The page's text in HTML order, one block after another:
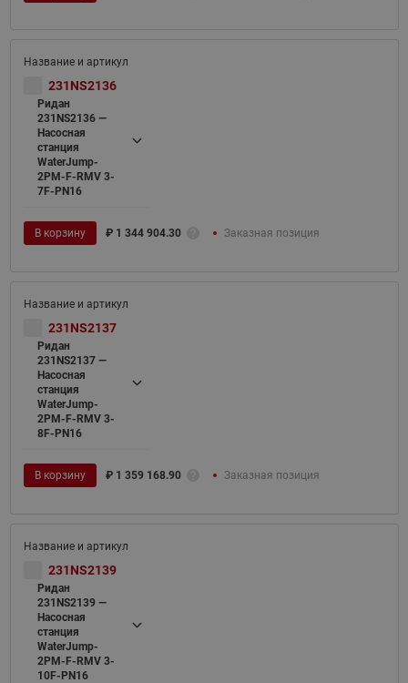
231NS2136
Ридан
231NS2136 —
Насосная
станция
WaterJump-
2PM-F-RMV 3-
7F-PN16
В корзину ₽ 1 344 904.30 Заказная позиция
231NS2137
Ридан
231NS2137 —
Насосная
станция
WaterJump-
2PM-F-RMV 3-
8F-PN16
В корзину ₽ 1 359 168.90 Заказная позиция
231NS2139
Ридан
231NS2139 —
Насосная
станция
WaterJump-
2PM-F-RMV 3-
10F-PN16